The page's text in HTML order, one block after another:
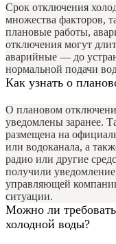
Срок отключения
множества факторов,
плановые работы,
отключения могут
аварийные — до
нормальной подачи
Как узнать о
О плановом
уведомлены заранее.
размещена на
или водоканала, а
радио или другие
получили
управляющей
ситуации.
Можно ли
холодной воды?